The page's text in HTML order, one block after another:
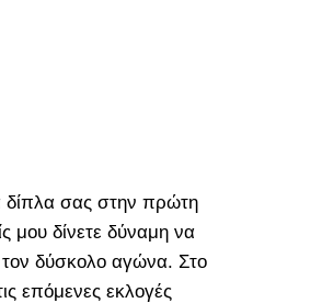
δίπλα σας στην πρώτη
μου δίνετε δύναμη να
δύσκολο αγώνα. Στο
επόμενες εκλογές